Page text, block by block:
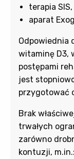
terapia SIS,
aparat
Odpowiednia
witaminę D3,
postępami
jest
przygotować
Brak
trwałych
zarówno
kontuzji, m.in.: